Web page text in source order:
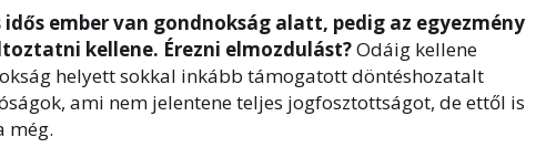
idős ember van gondnokság alatt, pedig az egyezmény
kellene. Érezni elmozdulást?Odáig kellene
helyett sokkal inkább támogatott döntéshozatalt
ami nem jelentene teljes jogfosztottságot, de ettől is
még.